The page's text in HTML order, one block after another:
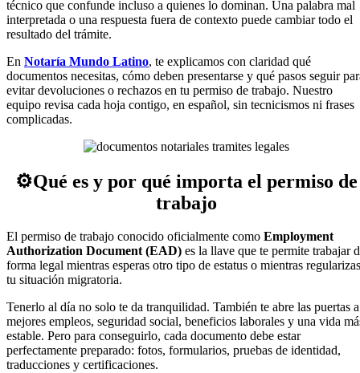
técnico que confunde incluso a quienes lo dominan. Una palabra mal
interpretada o una respuesta fuera de contexto puede cambiar todo el
resultado del trámite.
En Notaría Mundo Latino, te explicamos con claridad qué
documentos necesitas, cómo deben presentarse y qué pasos seguir
evitar devoluciones o rechazos en tu permiso de trabajo. Nuestro
equipo revisa cada hoja contigo, en español, sin tecnicismos ni frases
complicadas.
⚙️Qué es y por qué importa el permiso de
trabajo
El permiso de trabajo conocido oficialmente como Employment
Authorization Document (EAD) es la llave que te permite trabajar
forma legal mientras esperas otro tipo de estatus o mientras regularizas
tu situación migratoria.
Tenerlo al día no solo te da tranquilidad. También te abre las puertas a
mejores empleos, seguridad social, beneficios laborales y una vida
estable. Pero para conseguirlo, cada documento debe estar
perfectamente preparado: fotos, formularios, pruebas de identidad,
traducciones y certificaciones.